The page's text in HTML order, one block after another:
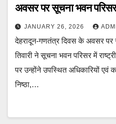
अवसर पर सूचना भवन परिसर
JANUARY 26, 2026
देहरादून-गणतंत्र दिवस के अवसर पर
तिवारी ने सूचना भवन परिसर में
पर उन्होंने उपस्थित अधिकारियों एवं
निष्ठा,…